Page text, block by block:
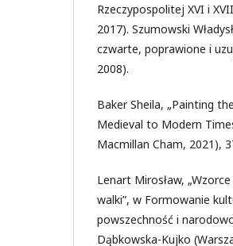
Rzeczypospolitej XVI i
2017). Szumowski
czwarte, poprawione i
2008).
Baker Sheila, „Painting
Medieval to Modern
Macmillan Cham, 2021),
Lenart Mirosław,
walki”, w Formowanie
powszechność i
Dąbkowska-Kujko